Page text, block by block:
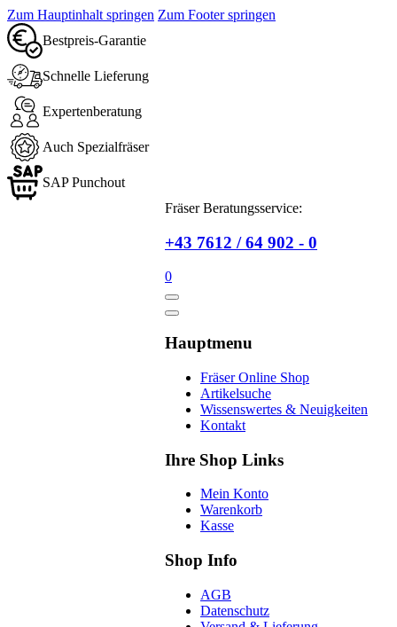
Zum Hauptinhalt springen Zum Footer springen
Bestpreis-Garantie
Schnelle Lieferung
Expertenberatung
Auch Spezialfräser
SAP Punchout
Fräser Beratungsservice:
+43 7612 / 64 902 - 0
0
Hauptmenu
Fräser Online Shop
Artikelsuche
Wissenswertes & Neuigkeiten
Kontakt
Ihre Shop Links
Mein Konto
Warenkorb
Kasse
Shop Info
AGB
Datenschutz